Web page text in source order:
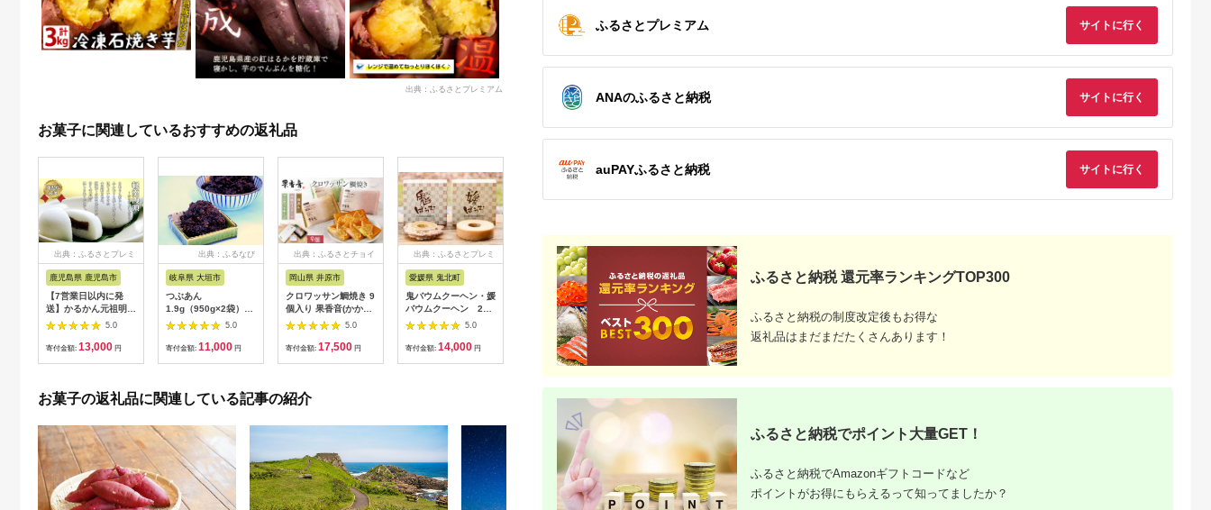
出典：ふるさとプレミアム
お菓子に関連しているおすすめの返礼品
出典：ふるさとプレミ
鹿児島県 鹿児島市
【7営業日以内に発
送】かるかん元祖明石
屋 薩摩銘菓詰め合わ
せ K076-001
5.0
寄付金額: 13,000 円
出典：ふるなび
岐阜県 大垣市
つぶあん
1.9g（950g×2袋）大
納言小豆 | つぶあん
5.0
寄付金額: 11,000 円
出典：ふるさとチョイ
岡山県 井原市
クロワッサン鯛焼き 9
個入り 果香音(かかお)
岡山ギフト
5.0
寄付金額: 17,500 円
出典：ふるさとプレミ
愛媛県 鬼北町
鬼バウムクーヘン・媛
バウムクーヘン 2種
詰合せ ｜ 洋菓子 菓子
デザート ケーキ ギフ
ト お土産 ハード ソフ
5.0
寄付金額: 14,000 円
出典：auPAYふるさと納
滋賀県 東近江市
近江のキャラメル珈琲
ジェラート（6個セッ
ト） かなめカフェ 滋
賀県 東近江市 A41 ジ
ェラート アイス スイ
ーツ 詰め合わせ ギフ
5.0
寄付金額:10,000
出典：ふるさとプレミ
アム
島根県 出雲市
みまつの生大福詰め合
わせ 20個セット
322032_EU0025.0
15,000円
和歌山県 新宮市
た銘菓 詰め合わせ
焼き菓子 菓子 お菓子
5.0
愛媛県 鬼北町
スイーツ ケーキ ギフ
ト お土産 ハード 愛媛
県 鬼北町＞9,000
北海道 富良野市
お菓子の返礼品に関連している記事の紹介
ふるさとプレミアム サイトに行く
ANAのふるさと納税 サイトに行く
auPAYふるさと納税 サイトに行く
ふるさと納税 還元率ランキングTOP300
ふるさと納税の制度改定後もお得な
返礼品はまだまだたくさんあります！
ふるさと納税でポイント大量GET！
ふるさと納税でAmazonギフトコードなど
ポイントがお得にもらえるって知ってましたか？